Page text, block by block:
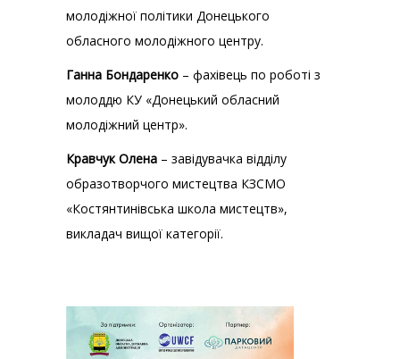
молодіжної політики Донецького
обласного молодіжного центру.
Ганна Бондаренко – фахівець по роботі з
молоддю КУ «Донецький обласний
молодіжний центр».
Кравчук Олена – завідувачка відділу
образотворчого мистецтва КЗСМО
«Костянтинівська школа мистецтв»,
викладач вищої категорії.